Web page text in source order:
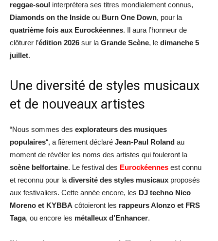
reggae-soul interprétera ses titres mondialement connus,
Diamonds on the Inside ou Burn One Down, pour la
quatrième fois aux Eurockéennes. Il aura l’honneur de
clôturer l’édition 2026 sur la Grande Scène, le dimanche 5
juillet.
Une diversité de styles musicaux
et de nouveaux artistes
“Nous sommes des explorateurs des musiques
populaires“, a fièrement déclaré Jean-Paul Roland au
moment de révéler les noms des artistes qui fouleront la
scène belfortaine. Le festival des Eurockéennes est connu
et reconnu pour la diversité des styles musicaux proposés
aux festivaliers. Cette année encore, les DJ techno Nico
Moreno et KYBBA côtoieront les rappeurs Alonzo et FRS
Taga, ou encore les métalleux d’Enhancer.